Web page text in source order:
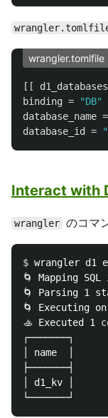
wrangler.tomlfile
[[
binding = "DB"
database_name =
database_id
=
Interact with
wrangler のコマ
$ wrangler d1
🌀 Mapping
🌀 Parsing 1
🌀 Executing
🚣 Executed 1
┌───────┐
│ name  │
├───────┤
│ d1_kv │